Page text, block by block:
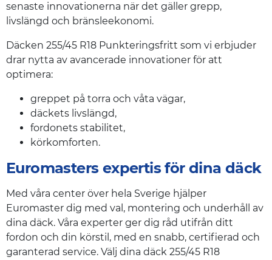
senaste innovationerna när det gäller grepp,
livslängd och bränsleekonomi.
Däcken 255/45 R18 Punkteringsfritt som vi erbjuder
drar nytta av avancerade innovationer för att
optimera:
greppet på torra och våta vägar,
däckets livslängd,
fordonets stabilitet,
körkomforten.
Euromasters expertis för dina däck
Med våra center över hela Sverige hjälper
Euromaster dig med val, montering och underhåll av
dina däck. Våra experter ger dig råd utifrån ditt
fordon och din körstil, med en snabb, certifierad och
garanterad service. Välj dina däck 255/45 R18